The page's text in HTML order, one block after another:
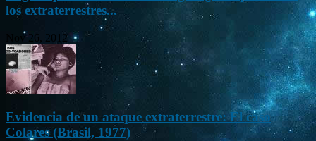
los extraterrestres...
Nov 26, 2012
Evidencia de un ataque extraterrestre: El caso
Colares (Brasil, 1977)